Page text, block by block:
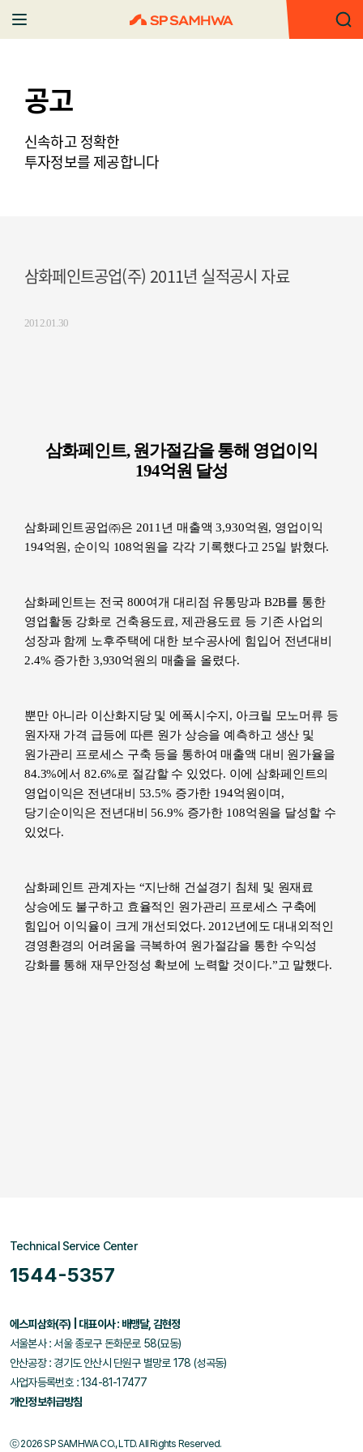
공고
신속하고 정확한
투자정보를 제공합니다
삼화페인트공업(주) 2011년 실적공시 자료
2012.01.30
삼화페인트, 원가절감을 통해 영업이익
194억원 달성
삼화페인트공업㈜은 2011년 매출액 3,930억원, 영업이익
194억원, 순이익 108억원을 각각 기록했다고 25일 밝혔다.
삼화페인트는 전국 800여개 대리점 유통망과 B2B를 통한
영업활동 강화로 건축용도료, 제관용도료 등 기존 사업의
성장과 함께 노후주택에 대한 보수공사에 힘입어 전년대비
2.4% 증가한 3,930억원의 매출을 올렸다.
뿐만 아니라 이산화지당 및 에폭시수지 , 아크릴 모노머류 등
원자재 가격 급등에 따른 원가 상승을 예측하고 생산 및
원가관리 프로세스 구축 등을 통하여 매출액 대비 원가율을
84.3%에서 82.6%로 절감할 수 있었다. 이에 삼화페인트의
영업이익은 전년대비 53.5% 증가한 194억원이며,
당기순이익은 전년대비 56.9% 증가한 108억원을 달성할 수
있었다.
삼화페인트 관계자는 “지난해 건설경기 침체 및 원재료
상승에도 불구하고 효율적인 원가관리 프로세스 구축에
힘입어 이익율이 크게 개선되었다. 2012년에도 대내외적인
경영환경의 어려움을 극복하여 원가절감을 통한 수익성
강화를 통해 재무안정성 확보에 노력할 것이다.”고 말했다.
Technical Service Center
1544-5357
에스피삼화(주) | 대표이사 : 배맹달, 김현정
서울본사 : 서울 종로구 돈화문로 58(묘동)
안산공장 : 경기도 안산시 단원구 별망로 178 (성곡동)
사업자등록번호 : 134-81-17477
개인정보취급방침
ⓒ 2026 SP SAMHWA CO., LTD. All Rights Reserved.